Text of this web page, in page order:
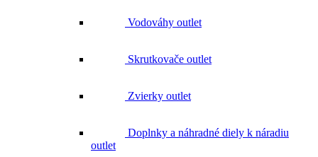
Všetky značky Značky